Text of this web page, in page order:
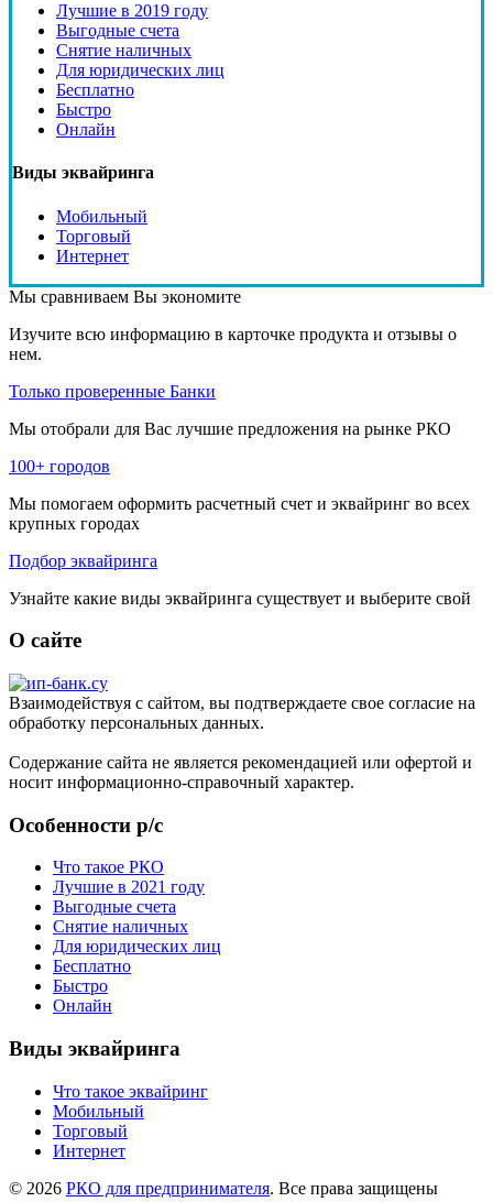
Лучшие в 2019 году
Выгодные счета
Снятие наличных
Для юридических лиц
Бесплатно
Быстро
Онлайн
Виды эквайринга
Мобильный
Торговый
Интернет
Мы сравниваем Вы экономите
Изучите всю информацию в карточке продукта и отзывы о
нем.
Только проверенные Банки
Мы отобрали для Вас лучшие предложения на рынке РКО
100+ городов
Мы помогаем оформить расчетный счет и эквайринг во всех
крупных городах
Подбор эквайринга
Узнайте какие виды эквайринга существует и выберите свой
О сайте
Взаимодействуя с сайтом, вы подтверждаете свое согласие на
обработку персональных данных.
Содержание сайта не является рекомендацией или офертой и
носит информационно-справочный характер.
Особенности р/с
Что такое РКО
Лучшие в 2021 году
Выгодные счета
Снятие наличных
Для юридических лиц
Бесплатно
Быстро
Онлайн
Виды эквайринга
Что такое эквайринг
Мобильный
Торговый
Интернет
© 2026 РКО для предпринимателя. Все права защищены